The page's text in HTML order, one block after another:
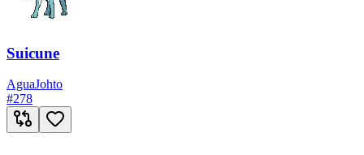
Suicune
AguaJohto
#278